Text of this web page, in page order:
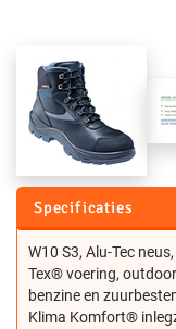
Specificaties
W10 S3, Alu-Tec
Tex® voering,
benzine en
Klima Komfort®